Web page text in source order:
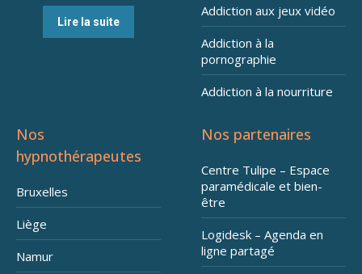
Lire la suite
Addiction aux jeux vidéo
Addiction à la
pornographie
Addiction à la nourriture
Nos
hypnothérapeutes
Bruxelles
Liège
Namur
Nos partenaires
Centre Tulipe – Espace
paramédicale et bien-
être
Logidesk – Agenda en
ligne partagé